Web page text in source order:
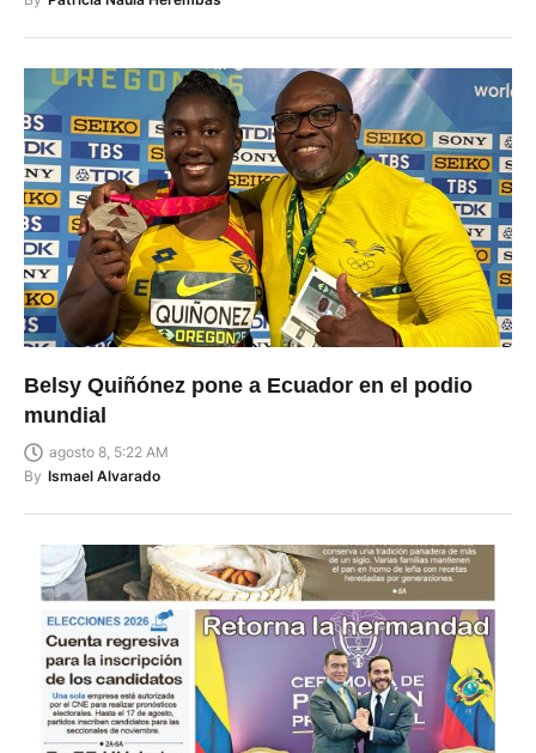
Belsy Quiñónez pone a Ecuador en el podio
mundial
agosto 8, 5:22 AM
By Ismael Alvarado